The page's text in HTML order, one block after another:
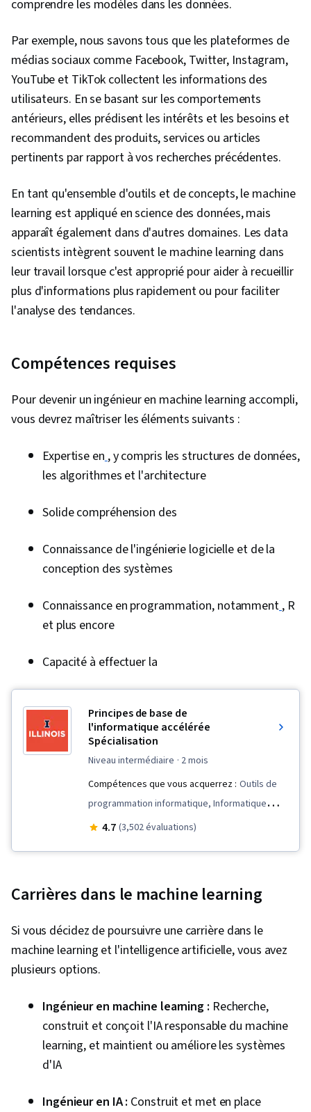
d'entretien, Recherche sur les entreprises,
Communication, Développement professionnel,
Expression orale, Présentations, Rédaction,
Gestion de portefeuille, Résolution de
problèmes, NumPy, Collecte de données,
Scripting, Matplotlib, Seaborn, Visualisation
interactive des données, Histogramme,
technologie géospatiales, Graphique, Big Data,
Apprentissage profond, Transformation
numérique, Stockage des données, Prise de
décision fondée sur des données, Exploration
de données, Compilation des données,
Modélisation des données, Analyse de
l'activité, Déploiement du modèle, Exigences
comprendre les modèles dans les données.
Par exemple, nous savons tous que les plateformes de
médias sociaux comme Facebook, Twitter, Instagram,
YouTube et TikTok collectent les informations des
utilisateurs. En se basant sur les comportements
antérieurs, elles prédisent les intérêts et les besoins et
recommandent des produits, services ou articles
pertinents par rapport à vos recherches précédentes.
En tant qu'ensemble d'outils et de concepts, le machine
learning est appliqué en science des données, mais
apparaît également dans d'autres domaines. Les data
scientists intègrent souvent le machine learning dans
leur travail lorsque c'est approprié pour aider à recueillir
plus d'informations plus rapidement ou pour faciliter
l'analyse des tendances.
Compétences requises
Pour devenir un ingénieur en machine learning accompli,
vous devrez maîtriser les éléments suivants :
Expertise en, y compris les structures de données,
les algorithmes et l'architecture
Solide compréhension des
Connaissance de l'ingénierie logicielle et de la
conception des systèmes
Connaissance en programmation, notamment, R
et plus encore
Capacité à effectuer la
Principes de base de
l'informatique accélérée
Spécialisation
niveau intermédiaire · 2 mois
Compétences que vous acquerrez : Outils de
programmation informatique, Informatique
théorique, Algorithmes, Gestion de la mémoire,
logiciel, Théorie des graphes, Structures de
Programmation informatique, Logiciel
d'ingénierie, Conception orientée objet,
de développement
4.7 (3,502 évaluations)
Carrières dans le machine learning
Si vous décidez de poursuivre une carrière dans le
machine learning et l'intelligence artificielle, vous avez
plusieurs options.
Ingénieur en machine learning : Recherche,
construit et conçoit l'IA responsable du machine
learning, et maintient ou améliore les systèmes
d'IA
Ingénieur en IA : Construit et met en place